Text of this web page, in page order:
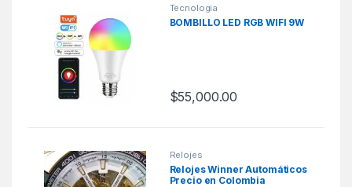
Tecnologia
BOMBILLO LED RGB WIFI 9W
$55,000.00
Relojes
Relojes Winner Automáticos
Precio en Colombia